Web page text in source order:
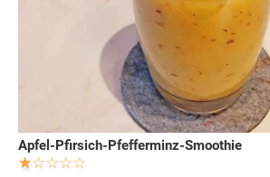
Apfel-Pfirsich-Pfefferminz-Smoothie